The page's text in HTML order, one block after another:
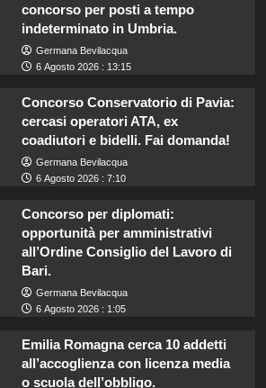
concorso per posti a tempo
indeterminato in Umbria.
Germana Bevilacqua
6 Agosto 2026 : 13:15
Concorso Conservatorio di Pavia:
cercasi operatori ATA, ex
coadiutori e bidelli. Fai domanda!
Germana Bevilacqua
6 Agosto 2026 : 7:10
Concorso per diplomati:
opportunità per amministrativi
all’Ordine Consiglio del Lavoro di
Bari.
Germana Bevilacqua
6 Agosto 2026 : 1:05
Emilia Romagna cerca 10 addetti
all’accoglienza con licenza media
o scuola dell’obbligo.